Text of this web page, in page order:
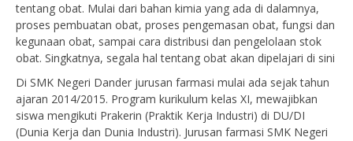
tentang obat. Mulai dari bahan kimia yang ada di dalamnya,
proses pembuatan obat, proses pengemasan obat, fungsi dan
kegunaan obat, sampai cara distribusi dan pengelolaan stok
obat. Singkatnya, segala hal tentang obat akan dipelajari di sini
Di SMK Negeri Dander jurusan farmasi mulai ada sejak tahun
ajaran 2014/2015. Program kurikulum kelas XI, mewajibkan
siswa mengikuti Prakerin (Praktik Kerja Industri) di DU/DI
(Dunia Kerja dan Dunia Industri). Jurusan farmasi SMK Negeri